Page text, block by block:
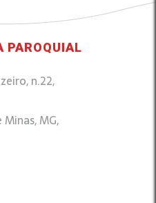
PAROQUIAL
n.22,
MG,